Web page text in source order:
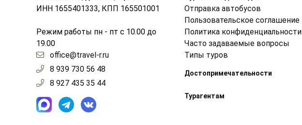
ИНН 1655401333, КПП 165501001
Режим работы пн - пт с 10.00 до
19.00
office@travel-r.ru
8 939 730 56 48
8 927 435 35 44
Отправка автобусов
Пользовательское соглашение
Политика конфиденциальности
Часто задаваемые вопросы
Типы туров
Достопримечательности
Турагентам